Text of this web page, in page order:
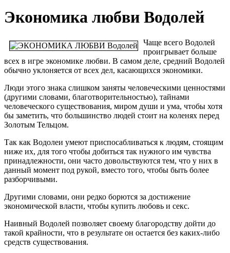
Экономика любви Водолей
Чаще всего Водолей
проигрывает больше
всех в игре экономике любви. В самом деле, средний Водолей
обычно уклоняется от всех дел, касающихся экономики.
Люди этого знака слишком заняты человеческими ценностями
(другими словами, благотворительностью), тайнами
человеческого существования, миром души и ума, чтобы хотя
бы заметить, что большинство людей стоит на коленях перед
Золотым Тельцом.
Так как Водолеи умеют приспосабливаться к людям, стоящим
ниже их, для того чтобы добиться так нужного им чувства
принадлежности, они часто довольствуются тем, что у них в
данный момент под рукой, вместо того, чтобы быть более
разборчивыми.
Другими словами, они редко борются за достижение
экономической власти, чтобы купить любовь и секс.
Наивный Водолей позволяет своему благородству дойти до
такой крайности, что в результате он остается без каких-либо
средств существования.